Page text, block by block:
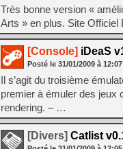
Très bonne version «
Arts » en plus. Site
[Console] iDeaS
Posté le 31/01/2009 à 12:07
Il s’agit du troisième
premier à émuler des jeux
rendering. – …
[Divers] Catlist